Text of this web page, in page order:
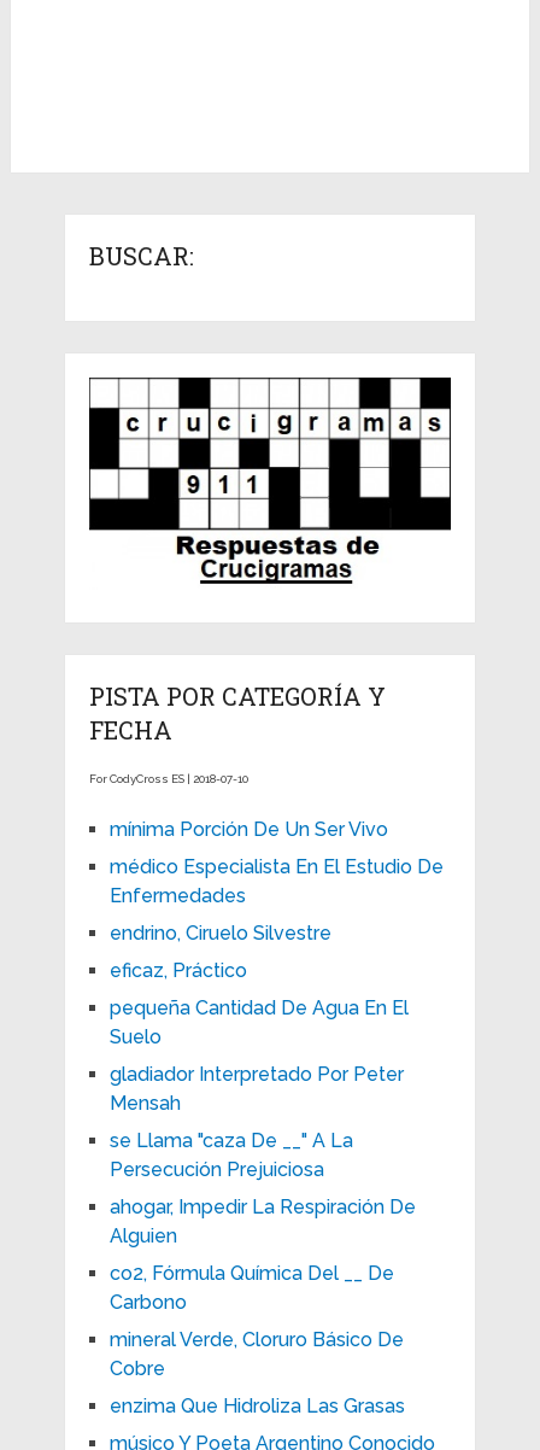
BUSCAR:
PISTA POR CATEGORÍA Y
FECHA
For CodyCross ES | 2018-07-10
mínima Porción De Un Ser Vivo
médico Especialista En El Estudio De
Enfermedades
endrino, Ciruelo Silvestre
eficaz, Práctico
pequeña Cantidad De Agua En El
Suelo
gladiador Interpretado Por Peter
Mensah
se Llama "caza De __" A La
Persecución Prejuiciosa
ahogar, Impedir La Respiración De
Alguien
co2, Fórmula Química Del __ De
Carbono
mineral Verde, Cloruro Básico De
Cobre
enzima Que Hidroliza Las Grasas
músico Y Poeta Argentino Conocido